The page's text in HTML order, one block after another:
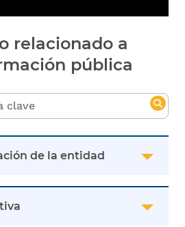
relacionado a
pública
de la entidad